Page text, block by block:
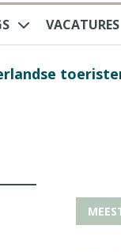
VACATURES